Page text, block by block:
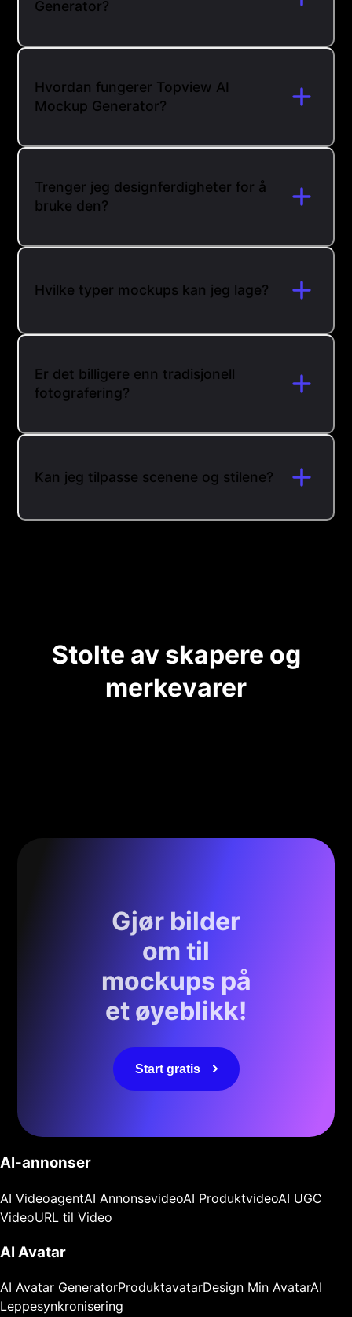
Generator?
Hvordan fungerer Topview AI
Mockup Generator?
Trenger jeg designferdigheter for å
bruke den?
Hvilke typer mockups kan jeg lage?
Er det billigere enn tradisjonell
fotografering?
Kan jeg tilpasse scenene og stilene?
Stolte av skapere og
merkevarer
Gjør bilder
om til
mockups på
et øyeblikk!
Start gratis
AI-annonser
AI VideoagentAI AnnonsevideoAI ProduktvideoAI UGC
VideoURL til Video
AI Avatar
AI Avatar GeneratorProduktavatarDesign Min AvatarAI
Leppesynkronisering